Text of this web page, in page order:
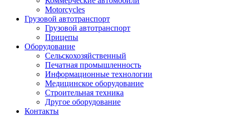
Motorcycles
Грузовой автотранспорт
Грузовой автотранспорт
Прицепы
Оборудование
Сельскохозяйственный
Печатная промышленность
Информационные технологии
Медицинское оборудование
Строительная техника
Другое оборудование
Контакты